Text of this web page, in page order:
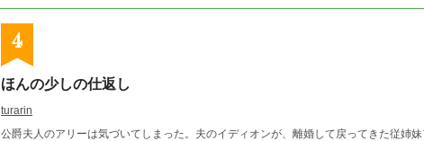
4
ほんの少しの仕返し
turarin
公爵夫人のアリーは気づいてしまった。夫のイディオンが、離婚して戻ってきた従姉妹フリンと